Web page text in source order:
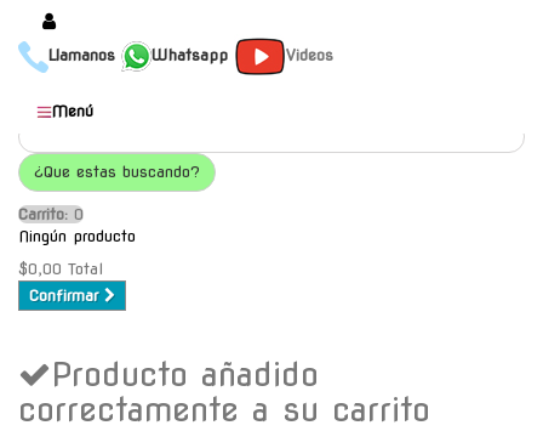
Llamanos Whatsapp Videos
Productos
Populares
Categorías
Marcas
Mayoristas
Contacto
Envío gratis a C.A.B.A. a
partir de $30000
Menú
¿Que estas buscando?
Carrito: O
Ningún producto
$0,00 Total
Confirmar
Producto añadido
correctamente a su carrito